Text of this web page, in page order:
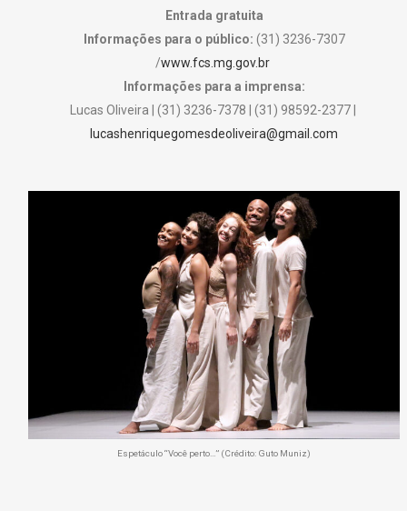
Entrada gratuita
Informações para o público: (31) 3236-7307
/www.fcs.mg.gov.br
Informações para a imprensa:
Lucas Oliveira | (31) 3236-7378 | (31) 98592-2377 |
lucashenriquegomesdeoliveira@gmail.com
Espetáculo “Você perto…” (Crédito: Guto Muniz)